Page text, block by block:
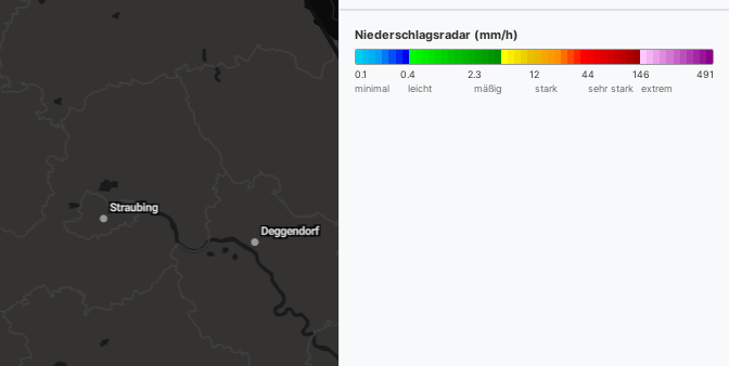
Niederschlagsradar (mm/h)
0.1 0.4 2.3 12 44 146
491
minimal
leicht mäßig stark sehr stark extrem